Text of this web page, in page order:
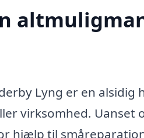
Lyng er en
virksomhed.
hjælp til